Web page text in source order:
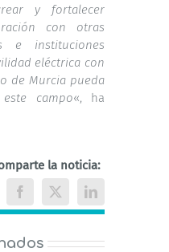
y fortalecer
con otras
e instituciones
eléctrica con
de Murcia pueda
campo«, ha
la noticia:
Facebook
X LinkedIn